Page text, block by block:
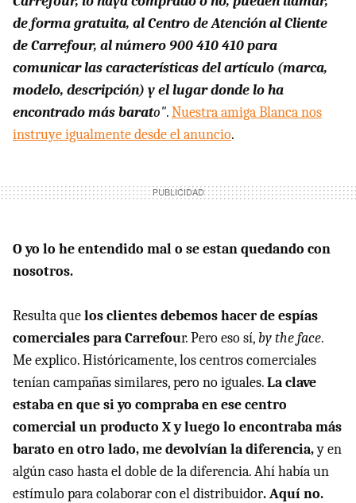
de forma gratuita, al Centro de Atención al Cliente
de Carrefour, al número 900 410 410 para
comunicar las características del artículo (marca,
modelo, descripción) y el lugar donde lo ha
encontrado más barato".Nuestra amiga Blanca nos
instruye igualmente desde el anuncio.
O yo lo he entendido mal o se estan quedando con
nosotros.
Resulta quelos clientes debemos hacer de espías
comerciales para Carrefour. Pero eso sí, by the face.
Me explico. Históricamente, los centros comerciales
tenían campañas similares, pero no iguales.La clave
estaba en que si yo compraba en ese centro
comercial un producto X y luego lo encontraba más
barato en otro lado, me devolvían la diferencia,y en
algún caso hasta el doble de la diferencia. Ahí había un
estímulo para colaborar con el distribuidor. Aquí no.